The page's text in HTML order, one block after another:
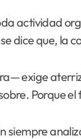
actividad
dice que,
exige
Porque
siempre